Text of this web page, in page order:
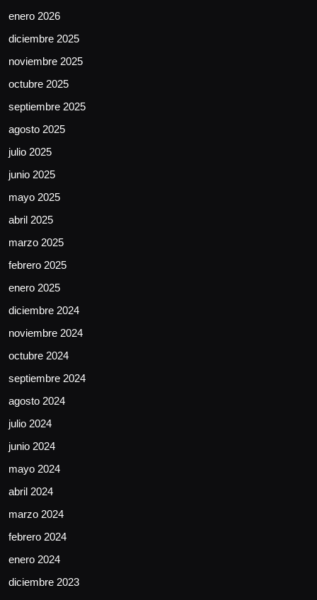
enero 2026
diciembre 2025
noviembre 2025
octubre 2025
septiembre 2025
agosto 2025
julio 2025
junio 2025
mayo 2025
abril 2025
marzo 2025
febrero 2025
enero 2025
diciembre 2024
noviembre 2024
octubre 2024
septiembre 2024
agosto 2024
julio 2024
junio 2024
mayo 2024
abril 2024
marzo 2024
febrero 2024
enero 2024
diciembre 2023